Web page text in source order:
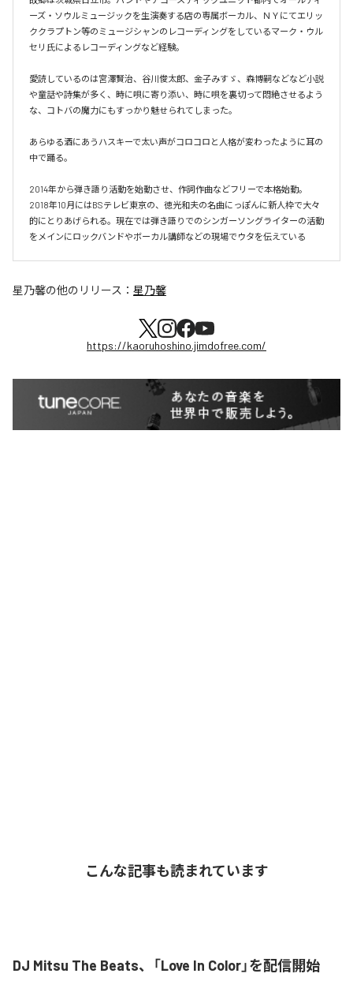
ーズ・ソウルミュージックを生演奏する店の専属ボーカル、ＮＹにてエリッ
ククラプトン等のミュージシャンのレコーディングをしているマーク・ウル
セリ氏によるレコーディングなど経験。
愛読しているのは宮澤賢治、谷川俊太郎、金子みすゞ、森博嗣などなど小説
や童話や詩集が多く、時に唄に寄り添い、時に唄を裏切って悶絶させるよう
な、コトバの魔力にもすっかり魅せられてしまった。
あらゆる酒にあうハスキーで太い声がコロコロと人格が変わったように耳の
中で踊る。
2014年から弾き語り活動を始動させ、作詞作曲などフリーで本格始動。
2018年10月にはBSテレビ東京の、徳光和夫の名曲にっぽんに新人枠で大々
的にとりあげられる。現在では弾き語りでのシンガーソングライターの活動
をメインにロックバンドやボーカル講師などの現場でウタを伝えている
星乃馨の他のリリース： 星乃馨
https://kaoruhoshino.jimdofree.com/
こんな記事も読まれています
DJ Mitsu The Beats、「Love In Color」を配信開始